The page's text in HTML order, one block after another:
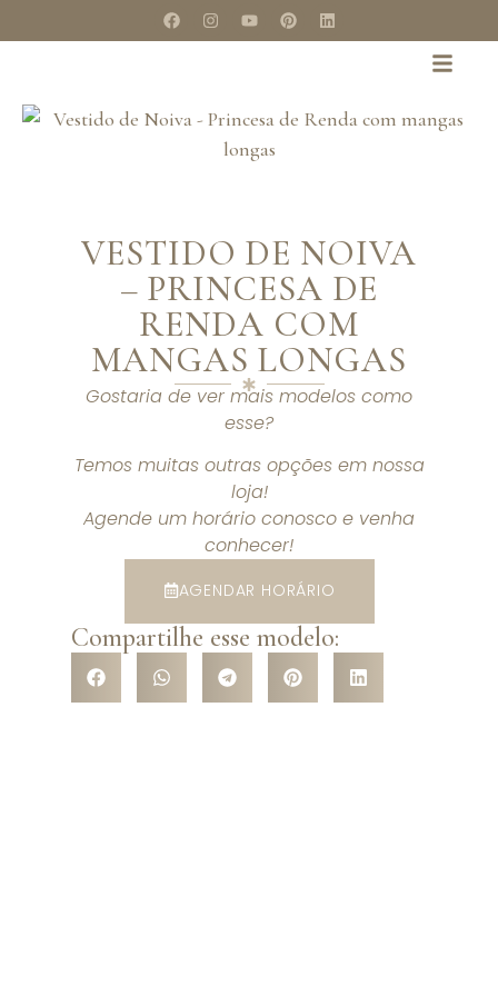
VESTIDO DE NOIVA
– PRINCESA DE
RENDA COM
MANGAS LONGAS
Gostaria de ver mais modelos como
esse?
Temos muitas outras opções em nossa
loja!
Agende um horário conosco e venha
conhecer!
AGENDAR HORÁRIO
Compartilhe esse modelo: